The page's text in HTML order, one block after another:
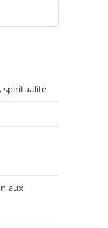
spiritualité
aux